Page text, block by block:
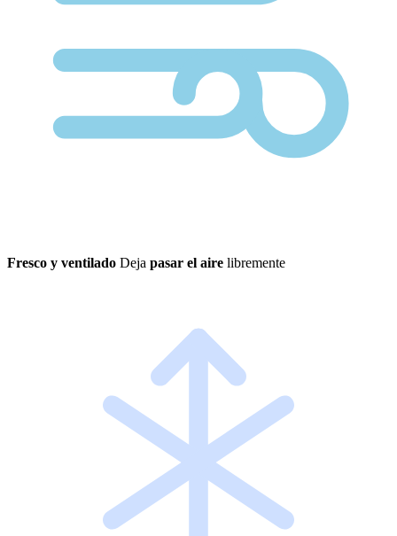
Fresco y ventilado Deja pasar el aire libremente